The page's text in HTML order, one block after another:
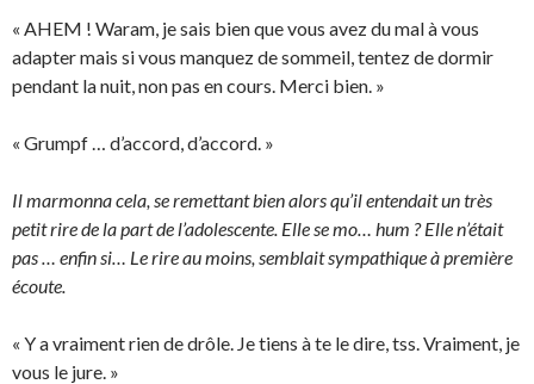
« AHEM ! Waram, je sais bien que vous avez du mal à vous
adapter mais si vous manquez de sommeil, tentez de dormir
pendant la nuit, non pas en cours. Merci bien. »
« Grumpf … d’accord, d’accord. »
Il marmonna cela, se remettant bien alors qu’il entendait un très
petit rire de la part de l’adolescente. Elle se mo… hum ? Elle n’était
pas … enfin si… Le rire au moins, semblait sympathique à première
écoute.
« Y a vraiment rien de drôle. Je tiens à te le dire, tss. Vraiment, je
vous le jure. »